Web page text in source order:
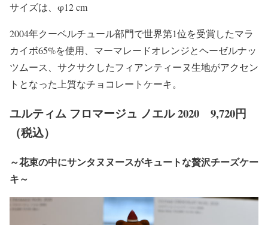
サイズは、φ12 cm
2004年クーベルチュール部門で世界第1位を受賞したマラ
カイボ65%を使用、マーマレードオレンジとヘーゼルナッ
ツムース、サクサクしたフィアンティーヌ生地がアクセン
トとなった上質なチョコレートケーキ。
ユルティム フロマージュ ノエル 2020 9,720円
（税込）
～花束の中にサンタヌヌースがキュートな贅沢チーズケー
キ～